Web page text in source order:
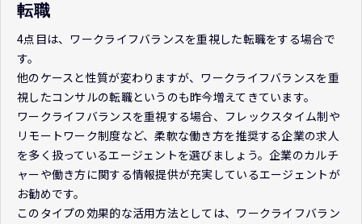
転職
4点目は、ワークライフバランスを重視した転職をする場合で
す。
他のケースと性質が変わりますが、ワークライフバランスを重
視したコンサルの転職というのも昨今増えてきています。
ワークライフバランスを重視する場合、フレックスタイム制や
リモートワーク制度など、柔軟な働き方を推奨する企業の求人
を多く扱っているエージェントを選びましょう。企業のカルチ
ャーや働き方に関する情報提供が充実しているエージェントが
お勧めです。
このタイプの効果的な活用方法としては、ワークライフバラン